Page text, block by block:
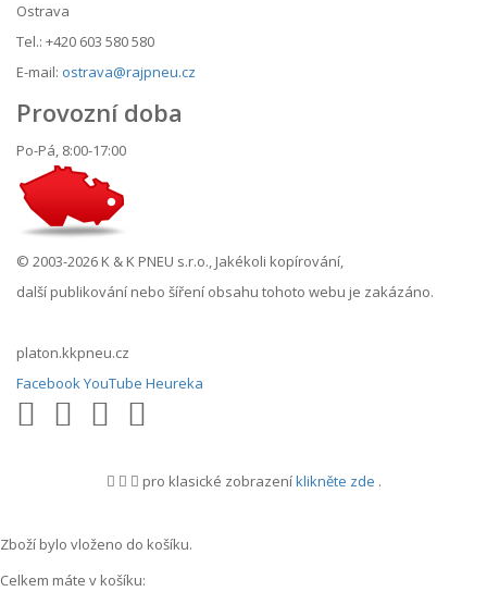
Ostrava
Tel.: +420 603 580 580
E-mail: ostrava@rajpneu.cz
Provozní doba
Po-Pá, 8:00-17:00
© 2003-2026 K & K PNEU s.r.o., Jakékoli kopírování,
další publikování nebo šíření obsahu tohoto webu je zakázáno.
platon.kkpneu.cz
FacebookYouTube Heureka
pro klasické zobrazeníklikněte zde .
Zboží bylo vloženo do košíku.
Celkem máte v košíku: